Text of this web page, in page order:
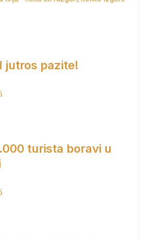
jutros pazite!
turista boravi u